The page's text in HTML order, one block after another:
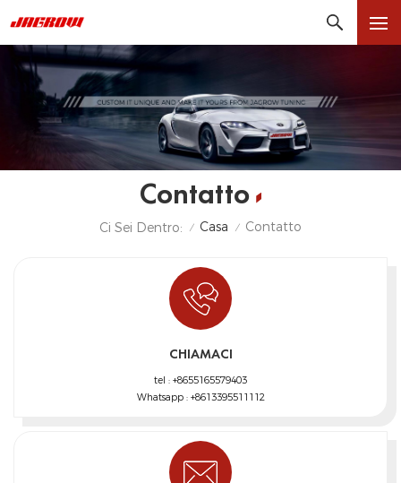
Contatto
Ci Sei Dentro: / Casa / Contatto
CHIAMACI
tel : +8655165579403
Whatsapp : +8613395511112